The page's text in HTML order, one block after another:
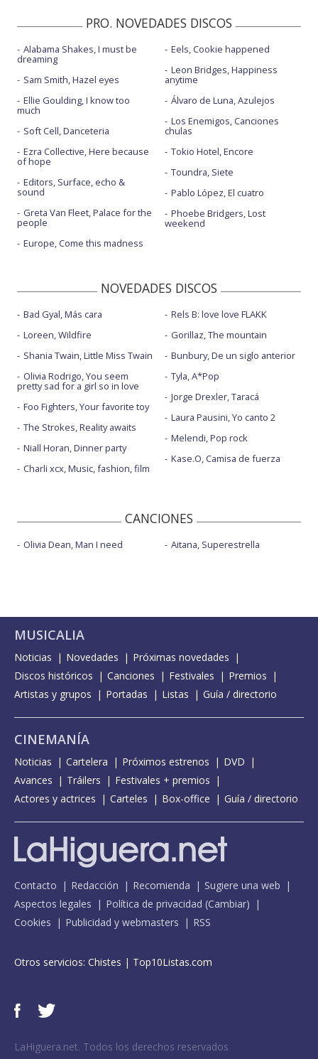
PRO. NOVEDADES DISCOS
Alabama Shakes, I must be
dreaming
Sam Smith, Hazel eyes
Ellie Goulding, I know too
much
Soft Cell, Danceteria
Ezra Collective, Here because
of hope
Editors, Surface, echo &
sound
Greta Van Fleet, Palace for the
people
Europe, Come this madness
Eels, Cookie happened
Leon Bridges, Happiness
anytime
Álvaro de Luna, Azulejos
Los Enemigos, Canciones
chulas
Tokio Hotel, Encore
Toundra, Siete
Pablo López, El cuatro
Phoebe Bridgers, Lost
weekend
NOVEDADES DISCOS
Bad Gyal, Más cara
Loreen, Wildfire
Shania Twain, Little Miss Twain
Olivia Rodrigo, You seem
pretty sad for a girl so in love
Foo Fighters, Your favorite toy
The Strokes, Reality awaits
Niall Horan, Dinner party
Charli xcx, Music, fashion, film
Rels B: love love FLAKK
Gorillaz, The mountain
Bunbury, De un siglo anterior
Tyla, A*Pop
Jorge Drexler, Taracá
Laura Pausini, Yo canto 2
Melendi, Pop rock
Kase.O, Camisa de fuerza
CANCIONES
Olivia Dean, Man I need Aitana, Superestrella
MUSICALIA
Noticias Novedades
Próximas novedades
Discos históricos
Canciones Festivales
Premios
Artistas y grupos
Portadas Listas Guía / directorio
CINEMANÍA
Noticias Cartelera Próximos estrenos
DVD
Avances
Tráilers
Festivales + premios
Actores y actrices
Carteles Box-office Guía / directorio
Contacto Redacción Recomienda
Sugiere una web
Aspectos legales
Política de privacidad (Cambiar)
Cookies
Publicidad y webmasters RSS
Otros servicios: Chistes | Top10Listas.com
LaHiguera.net. Todos los derechos reservados